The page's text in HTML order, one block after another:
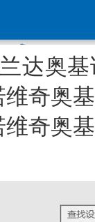
达奥
奇奥
奇奥